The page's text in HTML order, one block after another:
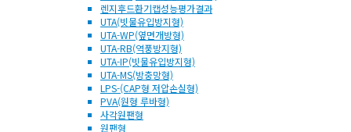
렌지후드환기캡성능평가결과
UTA(빗물유입방지형)
UTA-WP(옆면개방형)
UTA-RB(역풍방지형)
UTA-IP(빗물유입방지형)
UTA-MS(방충망형)
LPS-(CAP형 저압손실형)
PVA(원형 루바형)
사각원팬형
원팬형